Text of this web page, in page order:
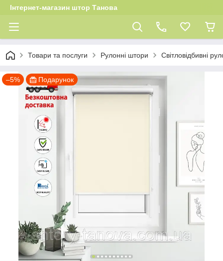
Інтернет-магазин штор Танова
Товари та послуги Рулонні штори Світловідбивні
–5% Подарунок